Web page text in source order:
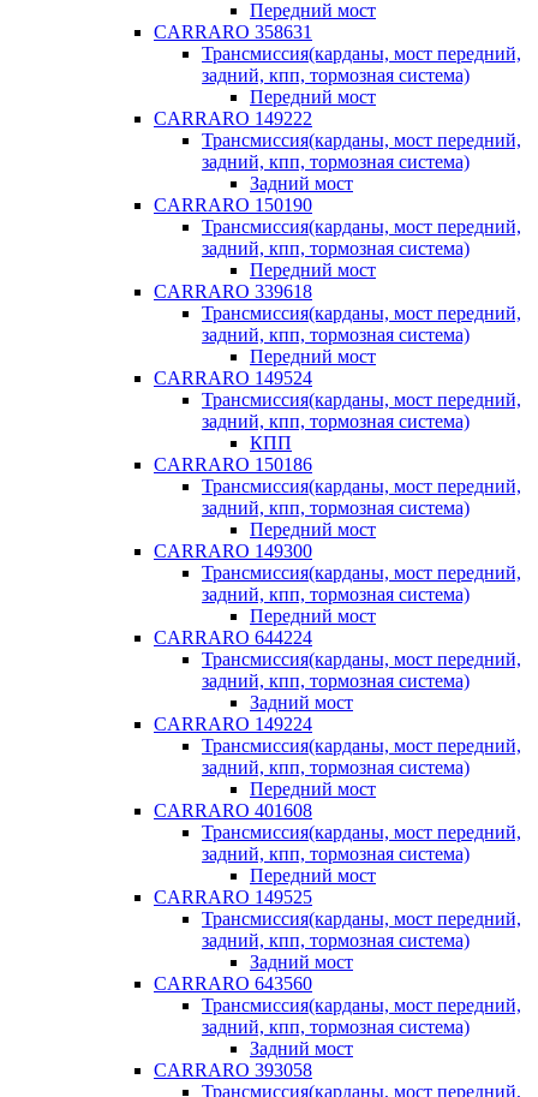
Передний мост
CARRARO 358631
Трансмиссия(карданы, мост передний,
задний, кпп, тормозная система)
Передний мост
CARRARO 149222
Трансмиссия(карданы, мост передний,
задний, кпп, тормозная система)
Задний мост
CARRARO 150190
Трансмиссия(карданы, мост передний,
задний, кпп, тормозная система)
Передний мост
CARRARO 339618
Трансмиссия(карданы, мост передний,
задний, кпп, тормозная система)
Передний мост
CARRARO 149524
Трансмиссия(карданы, мост передний,
задний, кпп, тормозная система)
КПП
CARRARO 150186
Трансмиссия(карданы, мост передний,
задний, кпп, тормозная система)
Передний мост
CARRARO 149300
Трансмиссия(карданы, мост передний,
задний, кпп, тормозная система)
Передний мост
CARRARO 644224
Трансмиссия(карданы, мост передний,
задний, кпп, тормозная система)
Задний мост
CARRARO 149224
Трансмиссия(карданы, мост передний,
задний, кпп, тормозная система)
Передний мост
CARRARO 401608
Трансмиссия(карданы, мост передний,
задний, кпп, тормозная система)
Передний мост
CARRARO 149525
Трансмиссия(карданы, мост передний,
задний, кпп, тормозная система)
Задний мост
CARRARO 643560
Трансмиссия(карданы, мост передний,
задний, кпп, тормозная система)
Задний мост
CARRARO 393058
Трансмиссия(карданы, мост передний,